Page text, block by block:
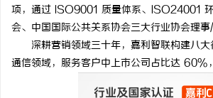
项，通过 ISO9001 质量体系、ISO24001
会、中国国际公共关系协会三大行业协会理
深耕营销领域三十年，嘉利智联构建八大
通信领域，服务客户中上市公司占比达 60%